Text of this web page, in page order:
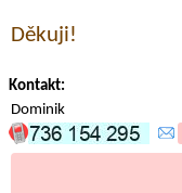
Děkuji!
Kontakt:
Dominik